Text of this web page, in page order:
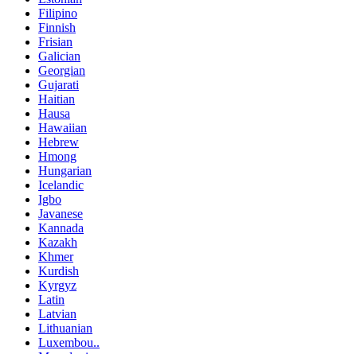
Filipino
Finnish
Frisian
Galician
Georgian
Gujarati
Haitian
Hausa
Hawaiian
Hebrew
Hmong
Hungarian
Icelandic
Igbo
Javanese
Kannada
Kazakh
Khmer
Kurdish
Kyrgyz
Latin
Latvian
Lithuanian
Luxembou..